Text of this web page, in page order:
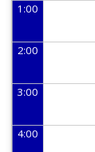
1:00
2:00
3:00
4:00